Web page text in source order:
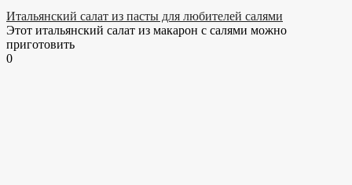
Итальянский салат из пасты для любителей салями
Этот итальянский салат из макарон с салями можно
приготовить
0